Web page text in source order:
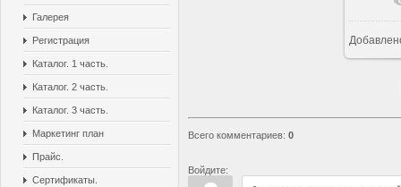
Галерея
Регистрация
Каталог. 1 часть.
Каталог. 2 часть.
Каталог. 3 часть.
Маркетинг план
Прайс.
Сертификаты.
Всего комментариев: 0
Войдите: